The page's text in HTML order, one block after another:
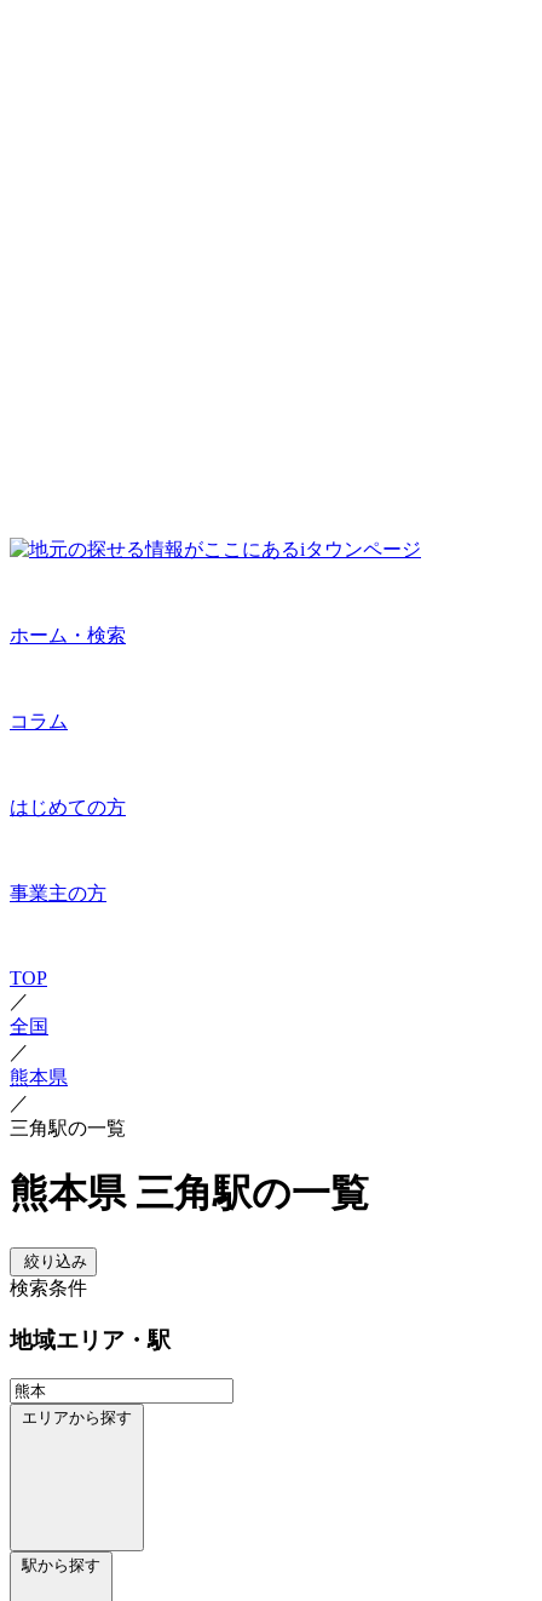
ホーム・検索
コラム
はじめての方
事業主の方
TOP
／
全国
／
熊本県
／
三角駅の一覧
熊本県 三角駅の一覧
絞り込み
検索条件
地域エリア・駅
エリアから探す
駅から探す